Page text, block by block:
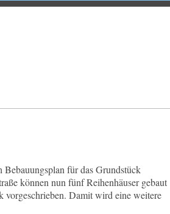
Bebauungsplan für das Grundstück
können nun fünf Reihenhäuser gebaut
vorgeschrieben. Damit wird eine weitere